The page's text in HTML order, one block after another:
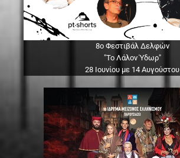
8ο Φεστιβάλ Δελφών
"Το Λάλον Ύδωρ"
28 Ιουνίου με 14 Αυγούστου